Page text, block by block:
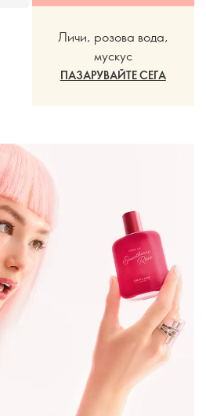
Личи, розова вода,
мускус
ПАЗАРУВАЙТЕ СЕГА